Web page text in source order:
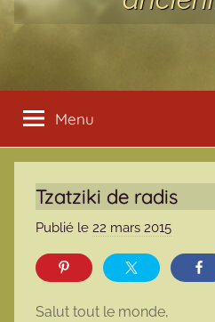
Menu
Tzatziki de radis
Publié le 22 mars 2015
r
Salut tout le monde,